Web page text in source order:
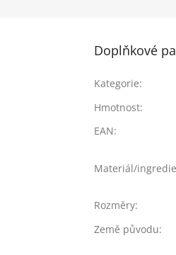
Doplňkové
Kategorie:
Hmotnost:
EAN:
Materiál/
Rozměry:
Země původu: